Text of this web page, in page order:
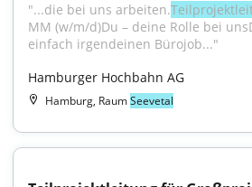
"...die bei uns arbeiten.
MM (w/m/d)Du – deine Rolle bei
einfach irgendeinen Bürojob..."
Hamburger Hochbahn AG
Hamburg, RaumSeevetal